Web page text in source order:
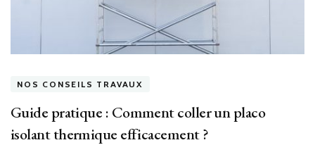
NOS CONSEILS TRAVAUX
Guide pratique : Comment coller un placo
isolant thermique efficacement ?